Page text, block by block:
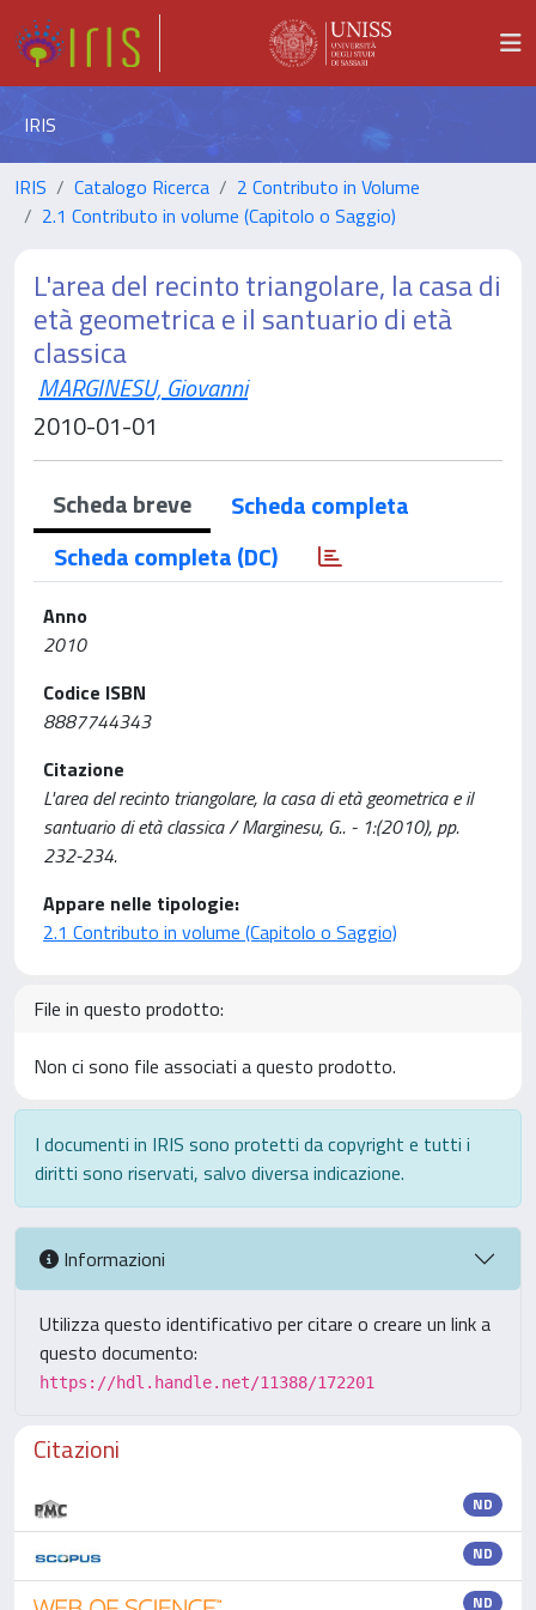
IRIS
IRIS Catalogo Ricerca
2 Contributo in Volume
2.1 Contributo in volume (Capitolo o Saggio)
L'area del recinto triangolare, la casa di
età geometrica e il santuario di età
classica
MARGINESU, Giovanni
2010-01-01
Scheda breve
Scheda completa
Scheda completa (DC)
Anno
2010
Codice ISBN
8887744343
Citazione
L'area del recinto triangolare, la casa di età geometrica e il
santuario di età classica / Marginesu, G.. - 1:(2010), pp.
232-234.
Appare nelle tipologie:
2.1 Contributo in volume (Capitolo o Saggio)
File in questo prodotto:
Non ci sono file associati a questo prodotto.
I documenti in IRIS sono protetti da copyright e tutti i
diritti sono riservati, salvo diversa indicazione.
Informazioni
Utilizza questo identificativo per citare o creare un link a
questo documento:
https://hdl.handle.net/11388/172201
Citazioni
ND
ND
ND